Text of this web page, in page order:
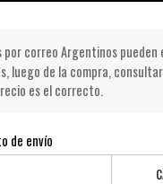
por correo Argentinos
luego de la compra,
es el correcto.
de envío